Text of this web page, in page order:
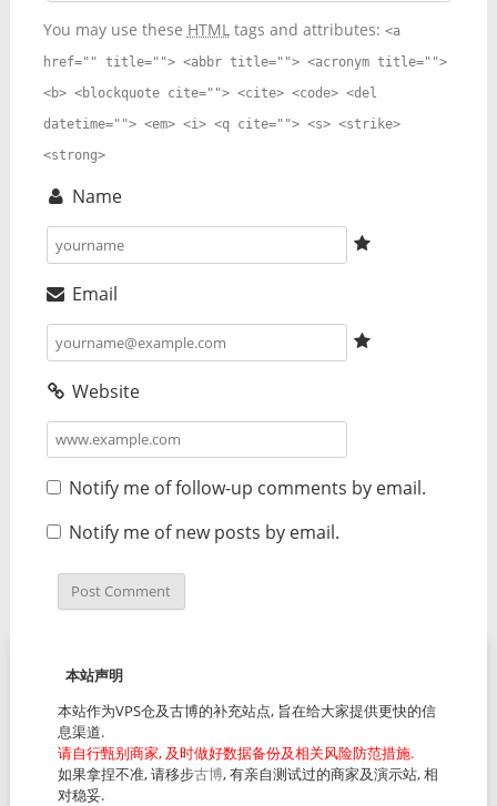
You may use these HTMLtags and attributes: <a
href="" title=""> <abbr title=""> <acronym title="">
<b> <blockquote cite=""> <cite> <code> <del
datetime=""> <em> <i> <q cite=""> <s> <strike>
<strong>
Name
Email
Website
Notify me of follow-up comments by email.
Notify me of new posts by email.
本站声明
本站作为VPS仓及古博的补充站点, 旨在给大家提供更快的信
息渠道.
请自行甄别商家, 及时做好数据备份及相关风险防范措施.
如果拿捏不准, 请移步古博, 有亲自测试过的商家及演示站, 相
对稳妥.